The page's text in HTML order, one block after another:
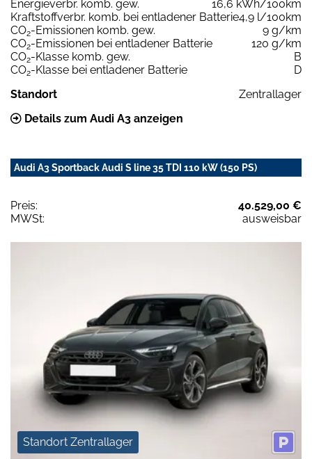
Energieverbr. komb. gew.
16,6 kWh/100km
Kraftstoffverbr. komb. bei entladener Batterie4,9 l/100km
CO2-Emissionen komb. gew.
9 g/km
CO2-Emissionen bei entladener Batterie
120 g/km
CO2-Klasse komb. gew.
B
CO2-Klasse bei entladener Batterie
D
Standort
Zentrallager
Details zum Audi A3 anzeigen
Audi A3 Sportback Audi S line 35 TDI 110 kW (150 PS)
Preis:
40.529,00 €
MWSt:
ausweisbar
Standort Zentrallager